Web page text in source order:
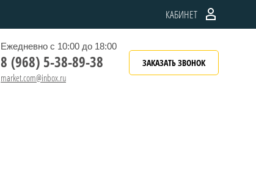
КАБИНЕТ
Ежедневно с 10:00 до 18:00
8 (968) 5-38-89-38
market.com@inbox.ru
ЗАКАЗАТЬ ЗВОНОК